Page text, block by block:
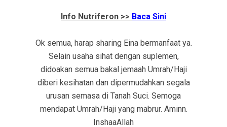
Info Nutriferon >> Baca Sini
Ok semua, harap sharing Eina bermanfaat ya.
Selain usaha sihat dengan suplemen,
didoakan semua bakal jemaah Umrah/Haji
diberi kesihatan dan dipermudahkan segala
urusan semasa di Tanah Suci. Semoga
mendapat Umrah/Haji yang mabrur. Aminn.
InshaaAllah